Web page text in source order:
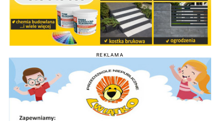
REKLAMA